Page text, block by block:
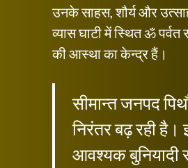
उनके साहस, शौर्य और
व्यास घाटी में स्थित ॐ
की आस्था का केन्द्र हैं।
सीमान्त जनपद
निरंतर बढ़ रही है।
आवश्यक बुनियादी